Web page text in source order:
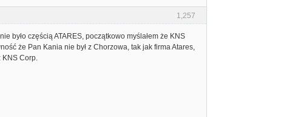
1,257
było częścią ATARES, początkowo myślałem że KNS
że Pan Kania nie był z Chorzowa, tak jak firma Atares,
KNS Corp.